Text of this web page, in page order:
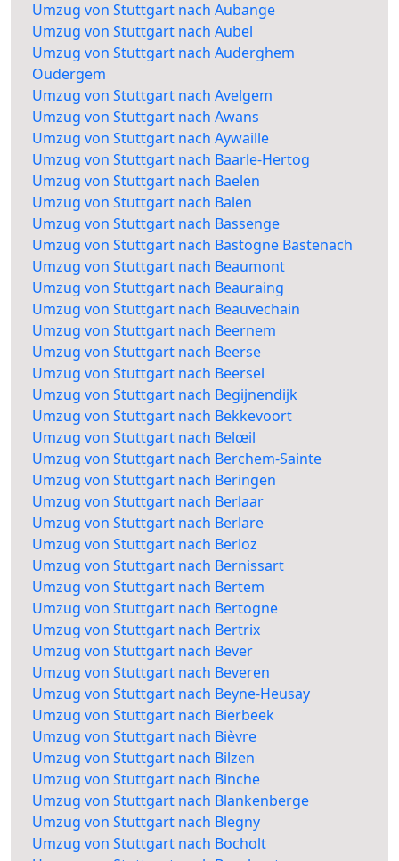
Umzug von Stuttgart nach Aubange
Umzug von Stuttgart nach Aubel
Umzug von Stuttgart nach Auderghem
Oudergem
Umzug von Stuttgart nach Avelgem
Umzug von Stuttgart nach Awans
Umzug von Stuttgart nach Aywaille
Umzug von Stuttgart nach Baarle-Hertog
Umzug von Stuttgart nach Baelen
Umzug von Stuttgart nach Balen
Umzug von Stuttgart nach Bassenge
Umzug von Stuttgart nach Bastogne Bastenach
Umzug von Stuttgart nach Beaumont
Umzug von Stuttgart nach Beauraing
Umzug von Stuttgart nach Beauvechain
Umzug von Stuttgart nach Beernem
Umzug von Stuttgart nach Beerse
Umzug von Stuttgart nach Beersel
Umzug von Stuttgart nach Begijnendijk
Umzug von Stuttgart nach Bekkevoort
Umzug von Stuttgart nach Belœil
Umzug von Stuttgart nach Berchem-Sainte
Umzug von Stuttgart nach Beringen
Umzug von Stuttgart nach Berlaar
Umzug von Stuttgart nach Berlare
Umzug von Stuttgart nach Berloz
Umzug von Stuttgart nach Bernissart
Umzug von Stuttgart nach Bertem
Umzug von Stuttgart nach Bertogne
Umzug von Stuttgart nach Bertrix
Umzug von Stuttgart nach Bever
Umzug von Stuttgart nach Beveren
Umzug von Stuttgart nach Beyne-Heusay
Umzug von Stuttgart nach Bierbeek
Umzug von Stuttgart nach Bièvre
Umzug von Stuttgart nach Bilzen
Umzug von Stuttgart nach Binche
Umzug von Stuttgart nach Blankenberge
Umzug von Stuttgart nach Blegny
Umzug von Stuttgart nach Bocholt